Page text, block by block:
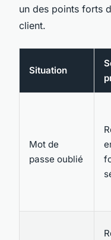
un des points forts
client.
Situation
Mot de
passe oublié